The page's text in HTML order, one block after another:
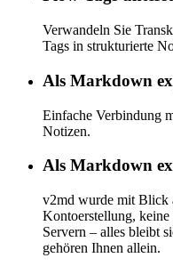
Verwandeln Sie
Tags in strukturierte
Als Markdown
Einfache Verbindung
Notizen.
Als Markdown
v2md wurde mit Blick
Kontoerstellung, keine
Servern – alles bleibt
gehören Ihnen allein.